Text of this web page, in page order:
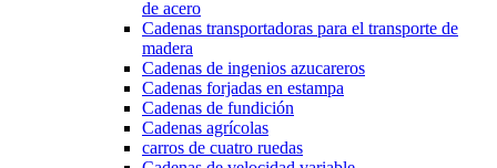
de acero
Cadenas transportadoras para el transporte de
madera
Cadenas de ingenios azucareros
Cadenas forjadas en estampa
Cadenas de fundición
Cadenas agrícolas
carros de cuatro ruedas